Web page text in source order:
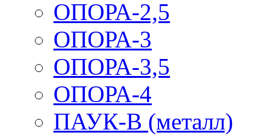
ОПОРА-2,5
ОПОРА-3
ОПОРА-3,5
ОПОРА-4
ПАУК-В (металл)